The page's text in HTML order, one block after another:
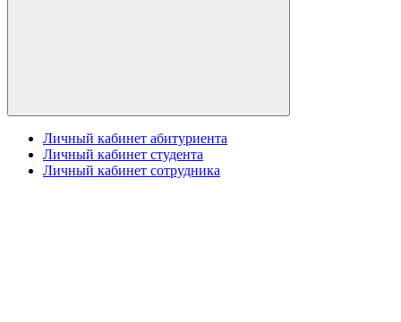
Личный кабинет абитуриента
Личный кабинет студента
Личный кабинет сотрудника